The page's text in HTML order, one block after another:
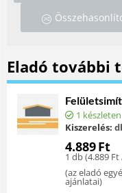
Eladó további
1 készleten
Kiszerelés:
4.889Ft
1 db (4.889 Ft
(az eladó
ajánlatai)